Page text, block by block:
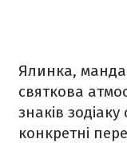
Ялинка,
святкова
знаків
конкретні